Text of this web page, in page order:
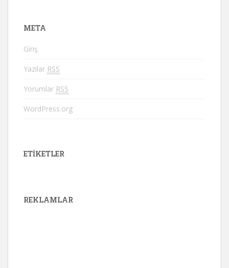
META
Giriş
Yazılar RSS
Yorumlar RSS
WordPress.org
ETIKETLER
REKLAMLAR